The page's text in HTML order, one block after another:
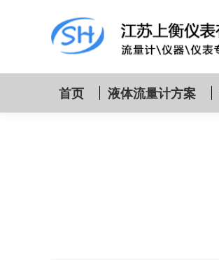
首页 液体流量计方案